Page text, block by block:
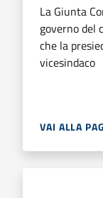
La Giunta
governo del
che la
vicesindaco
VAI ALLA